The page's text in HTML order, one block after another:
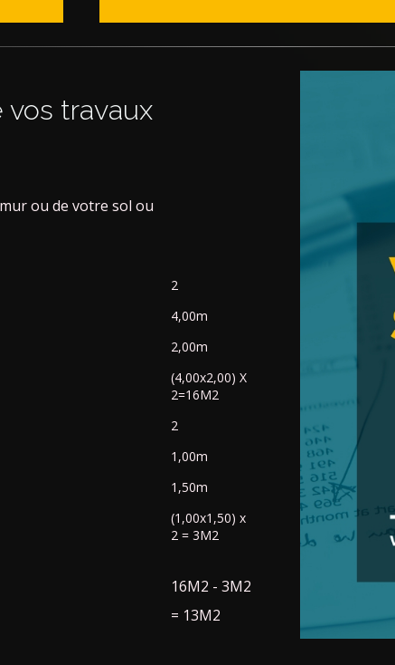
travaux
ou de votre sol ou
2
4,00m
2,00m
(4,00x2,00) X
2=16M2
2
1,00m
1,50m
(1,00x1,50) x
2 = 3M2
16M2 - 3M2
= 13M2